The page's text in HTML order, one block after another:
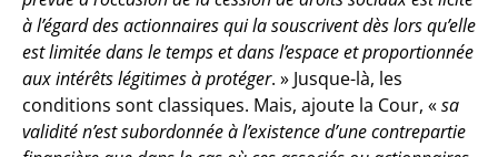
à l’égard des actionnaires qui la souscrivent dès lors qu’elle
est limitée dans le temps et dans l’espace et proportionnée
aux intérêts légitimes à protéger. » Jusque-là, les
conditions sont classiques. Mais, ajoute la Cour, «sa
validité n’est subordonnée à l’existence d’une contrepartie